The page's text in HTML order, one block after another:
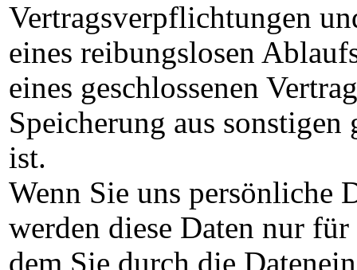
Vertragsverpflichtungen
eines reibungslosen
eines geschlossenen
Speicherung aus
ist.
Wenn Sie uns persönliche
werden diese Daten nur
dem Sie durch die